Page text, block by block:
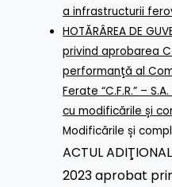
a infrastructurii
HOTĂRÂREA DE
privind aprobarea
performanţă al
Ferate “C.F.R.” –
cu modificările și
Modificările și
ACTUL
2023 aprobat prin